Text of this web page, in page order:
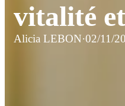
vitalité
Alicia LEBON·02/11/